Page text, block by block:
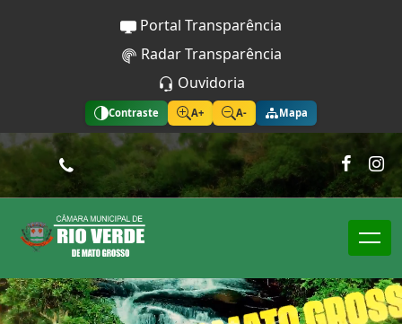
Portal Transparência
Radar Transparência
Ouvidoria
Contraste A+ A- Mapa